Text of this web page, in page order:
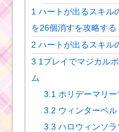
1 ハートが出るスキル
を26個消すを攻略する
2 ハートが出るスキル
3 1プレイでマジカル
ム
3.1 ホリデーマリ
3.2 ウィンターベ
3.3 ハロウィンソ